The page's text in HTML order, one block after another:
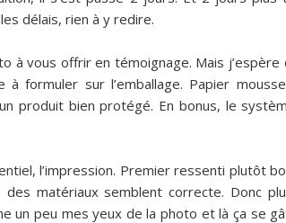
délais, rien à y redire.
à vous offrir en témoignage. Mais
à formuler sur l’emballage. Papier
produit bien protégé. En bonus, le
l’impression. Premier ressenti plutôt
matériaux semblent correcte. Donc
un peu mes yeux de la photo et là ça se